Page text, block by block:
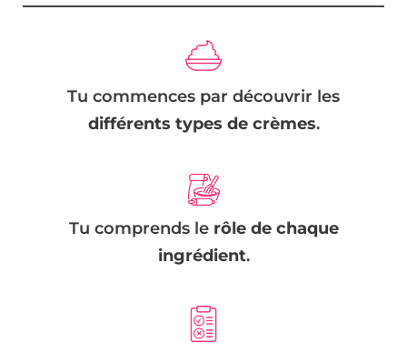
Tu commences par découvrir les
différents types de crèmes.
Tu comprends le rôle de chaque
ingrédient.